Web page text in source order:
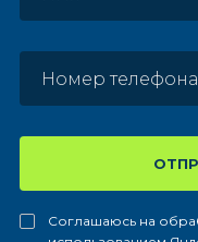
Соглашаюсь на